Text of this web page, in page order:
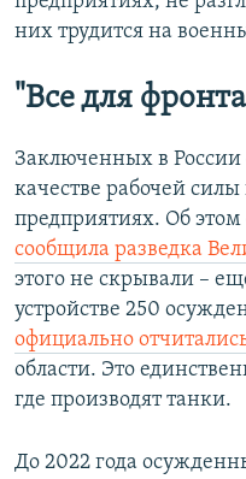
них трудится на
"Все для
Заключенных в России
качестве рабочей
предприятиях. Об
сообщила разведка
этого не скрывали –
устройстве 250
официально
области. Это
где производят танки.
До 2022 года